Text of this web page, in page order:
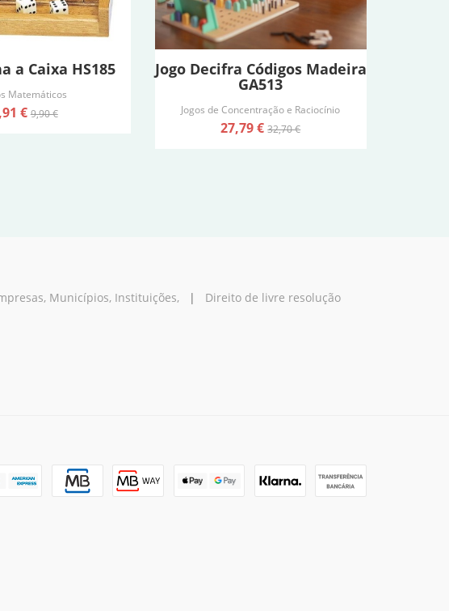
a Caixa HS185
Matemáticos
€9,90 €
Jogo Decifra Códigos Madeira
GA513
Jogos de Concentração e Raciocínio
27,79 €32,70 €
Municípios, Instituições,| Direito de livre resolução